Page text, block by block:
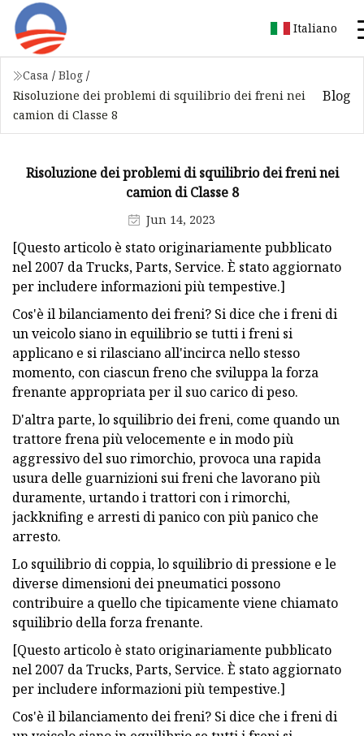
Italiano
Casa / Blog /
Risoluzione dei problemi di squilibrio dei freni nei
camion di Classe 8
Blog
Risoluzione dei problemi di squilibrio dei freni nei
camion di Classe 8
Jun 14, 2023
[Questo articolo è stato originariamente pubblicato
nel 2007 da Trucks, Parts, Service. È stato aggiornato
per includere informazioni più tempestive.]
Cos'è il bilanciamento dei freni? Si dice che i freni di
un veicolo siano in equilibrio se tutti i freni si
applicano e si rilasciano all'incirca nello stesso
momento, con ciascun freno che sviluppa la forza
frenante appropriata per il suo carico di peso.
D'altra parte, lo squilibrio dei freni, come quando un
trattore frena più velocemente e in modo più
aggressivo del suo rimorchio, provoca una rapida
usura delle guarnizioni sui freni che lavorano più
duramente, urtando i trattori con i rimorchi,
jackknifing e arresti di panico con più panico che
arresto.
Lo squilibrio di coppia, lo squilibrio di pressione e le
diverse dimensioni dei pneumatici possono
contribuire a quello che tipicamente viene chiamato
squilibrio della forza frenante.
[Questo articolo è stato originariamente pubblicato
nel 2007 da Trucks, Parts, Service. È stato aggiornato
per includere informazioni più tempestive.]
Cos'è il bilanciamento dei freni? Si dice che i freni di